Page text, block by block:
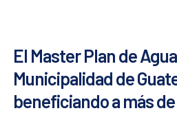
El Master Plan de
Municipalidad de
beneficiando a más